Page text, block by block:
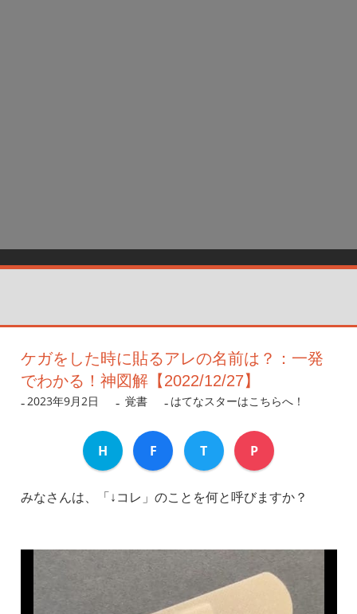
ケガをした時に貼るアレの名前は？：一発
でわかる！神図解【2022/12/27】
2023年9月2日 nanigoto
覚書 はてなスターはこちらへ！
H F T P
みなさんは、「↓コレ」のことを何と呼びますか？